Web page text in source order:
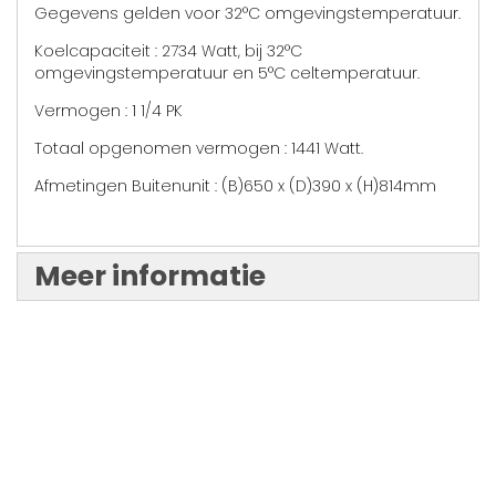
Gegevens gelden voor 32°C omgevingstemperatuur.
Koelcapaciteit : 2734 Watt, bij 32°C
omgevingstemperatuur en 5°C celtemperatuur.
Vermogen : 1 1/4 PK
Totaal opgenomen vermogen : 1441 Watt.
Afmetingen Buitenunit : (B)650 x (D)390 x (H)814mm
Meer informatie